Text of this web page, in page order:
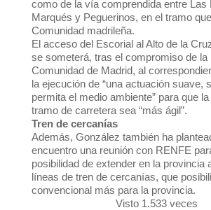
como de la vía comprendida entre Las
Marqués y Peguerinos, en el tramo
Comunidad madrileña.
El acceso del Escorial al Alto de la
se someterá, tras el compromiso de la
Comunidad de Madrid, al
la ejecución de “una actuación suave,
permita el medio ambiente” para que
tramo de carretera sea “más ágil”.
Tren de cercanías
Además, González también ha
encuentro una reunión con RENFE
posibilidad de extender en la provincia
líneas de tren de cercanías, que
convencional más para la provincia.
Visto 1.533 veces